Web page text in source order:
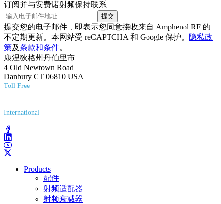
订阅并与安费诺射频保持联系
提交
提交您的电子邮件，即表示您同意接收来自 Amphenol RF 的
不定期更新。本网站受 reCAPTCHA 和 Google 保护。
隐私政
策及条款和条件。
康涅狄格州丹伯里市
4 Old Newtown Road
Danbury CT 06810 USA
Toll Free
International
Products
配件
射频适配器
射频衰减器